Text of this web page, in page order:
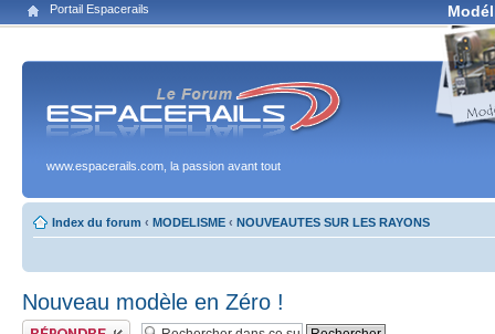
Portail Espacerails
www.espacerails.com, la passion avant tout
Index du forum ‹ MODELISME ‹ NOUVEAUTES SUR LES RAYONS
Nouveau modèle en Zéro !
Publier une réponse